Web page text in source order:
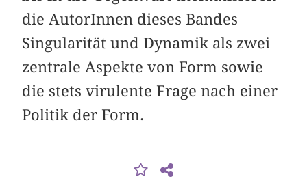
die AutorInnen dieses Bandes
Singularität und Dynamik als zwei
zentrale Aspekte von Form sowie
die stets virulente Frage nach einer
Politik der Form.